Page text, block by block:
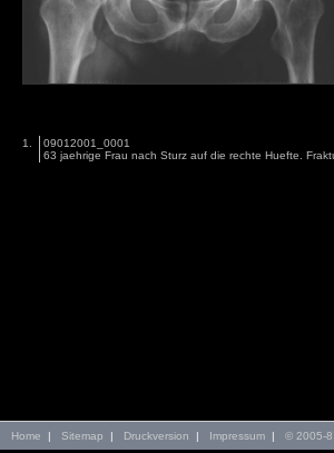
1.
09012001_0001
63 jaehrige Frau nach Sturz auf die rechte Huefte.
Home | Sitemap | Druckversion | Impressum | © 2005-8